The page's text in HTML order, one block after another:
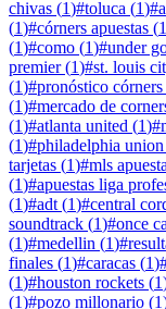
chivas (1)#toluca (1)#
(1)#córners apuestas (1
(1)#como (1)#under
premier(1)#st. louis
(1)#pronóstico córners
(1)#mercado de
(1)#atlanta united (1)#
(1)#philadelphia union
tarjetas (1)#mls
(1)#apuestas liga
(1)#adt (1)#central
soundtrack (1)#once
(1)#medellin (1)#
finales (1)#caracas (1)
(1)#houston rockets (1
(1)#pozo millonario (1